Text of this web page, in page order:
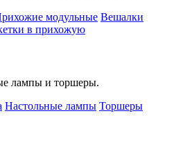
модульные Вешалки
в прихожую
лампы и торшеры.
Настольные лампы Торшеры